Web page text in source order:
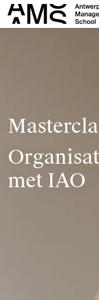
Skip to Content
met IAO